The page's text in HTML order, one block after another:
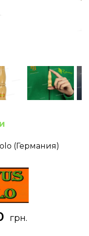
(Германия)
грн.